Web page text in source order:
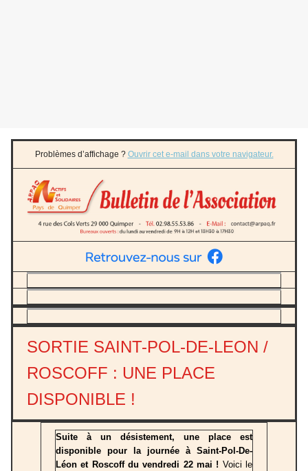
Problèmes d’affichage ? Ouvrir cet e-mail dans votre navigateur.
SORTIE SAINT-POL-DE-LEON /
ROSCOFF : UNE PLACE
DISPONIBLE !
Suite à un désistement, une place est
disponible pour la journée à Saint-Pol-De-
Léon et Roscoff du vendredi 22 mai ! Voici le